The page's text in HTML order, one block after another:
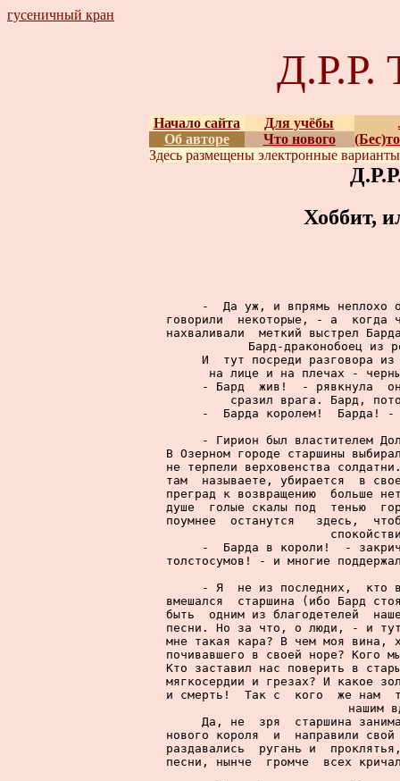
гусеничный кран
Начало сайта Для учёбы
Об авторе
Что нового
Здесь размещены электронные
Хоббит,
-  Да уж, и впрямь неплохо
говорили  некоторые, - а
нахваливали  меткий выстрел
Бард-драконобоец из
И  тут посреди разговора
на лице и на плечах -
- Бард  жив!  - рявкнула
сразил врага. Бард,
-  Барда королем!  Барда!
- Гирион был властителем
В Озерном городе старшины
не терпели верховенства
там  называете, убирается  в
преград к возвращению  больше
душе  голые скалы под  тенью
поумнее  останутся   здесь,
-  Барда в короли!  -
толстосумов! - и многие
- Я  не из последних,  кто
вмешался  старшина (ибо Бард
быть  одним из благодетелей
песни. Но за что, о люди, - и тут
мне такая кара? В чем моя вина,
почивавшего в своей норе? Кого
Кто заставил нас поверить в
мягкосердии и грезах? И какое
и смерть!  Так с  кого  же нам
нашим
Да, не  зря  старшина
нового короля  и  направили
раздавались  ругань и
песни, нынче  громче  всех